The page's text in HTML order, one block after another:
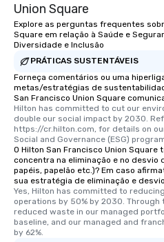
Union Square
Explore as perguntas frequentes
Square em relação à Saúde e
Diversidade e Inclusão
PRÁTICAS SUSTENTÁVEIS
Forneça comentários ou uma
metas/estratégias de
San Francisco Union Square
Hilton has committed to cut our
double our social impact by 2030.
https://cr.hilton.com, for details on
Social and Governance (ESG)
O Hilton San Francisco Union
concentra na eliminação e no desvio
papéis, papelão etc.)? Em caso
sua estratégia de eliminação e
Yes, Hilton has committed to
operations by 50% by 2030.
reduced waste in our managed
baseline, and our managed and
by 62%.